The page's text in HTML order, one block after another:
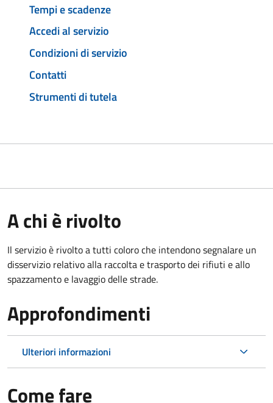
Tempi e scadenze
Accedi al servizio
Condizioni di servizio
Contatti
Strumenti di tutela
A chi è rivolto
Il servizio è rivolto a tutti coloro che intendono segnalare un
disservizio relativo alla raccolta e trasporto dei rifiuti e allo
spazzamento e lavaggio delle strade.
Approfondimenti
Ulteriori informazioni
Come fare